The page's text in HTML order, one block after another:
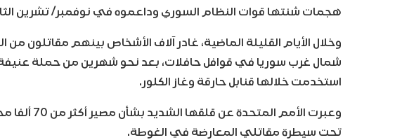
هجمات شنتها قوات النظام السوري وداعموه في نوفمبر/ تشرين
وخلال الأيام القليلة الماضية، غادر آلاف الأشخاص بينهم مقاتلون
شمال غرب سوريا في قوافل حافلات، بعد نحو شهرين من حملة
استخدمت خلالها قنابل حارقة وغاز الكلور.
وعبرت الأمم
تحت سيطرة مقاتلي المعارضة في الغوطة.